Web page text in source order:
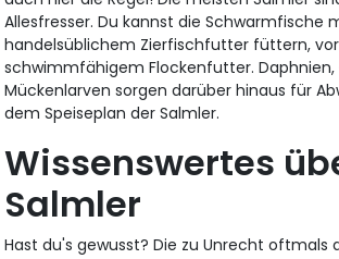
Allesfresser. Du kannst die Schwarmfische
handelsüblichem Zierfischfutter füttern,
schwimmfähigem Flockenfutter. Daphnien,
Mückenlarven sorgen darüber hinaus für
dem Speiseplan der Salmler.
Wissenswertes
Salmler
Hast du's gewusst? Die zu Unrecht oftmals